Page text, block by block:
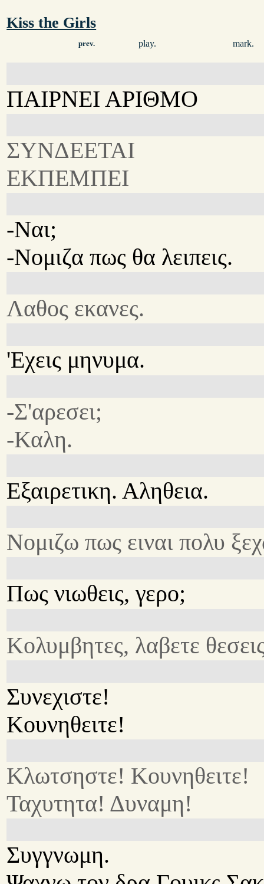
Kiss the Girls
prev. play. mark.
ΠΑΙΡΝΕΙ ΑΡΙΘΜΟ
ΣΥΝΔΕΕΤΑΙ
ΕΚΠΕΜΠΕΙ
-Ναι;
-Νομιζα πως θα λειπεις.
Λαθος εκανες.
'Εχεις μηνυμα.
-Σ'αρεσει;
-Καλη.
Εξαιρετικη. Αληθεια.
Νομιζω πως ειναι πολυ
Πως νιωθεις, γερο;
Κολυμβητες, λαβετε
Συνεχιστε!
Κουνηθειτε!
Κλωτσηστε! Κουνηθειτε!
Ταχυτητα! Δυναμη!
Συγγνωμη.